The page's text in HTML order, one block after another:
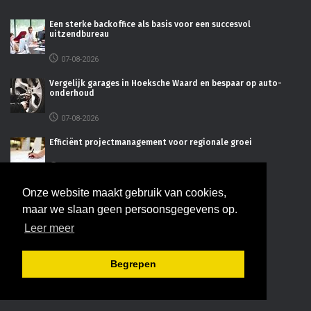
Onze website maakt gebruik van cookies,
maar we slaan geen persoonsgegevens op.
Leer meer
Begrepen
Een sterke backoffice als basis voor een succesvol
uitzendbureau
07-08-2026
Vergelijk garages in Hoeksche Waard en bespaar op auto-
onderhoud
07-08-2026
Efficiënt projectmanagement voor regionale groei
De juiste bedrijfsruimte kiezen voor uw onderneming
16-07-2026
INFORMATIE